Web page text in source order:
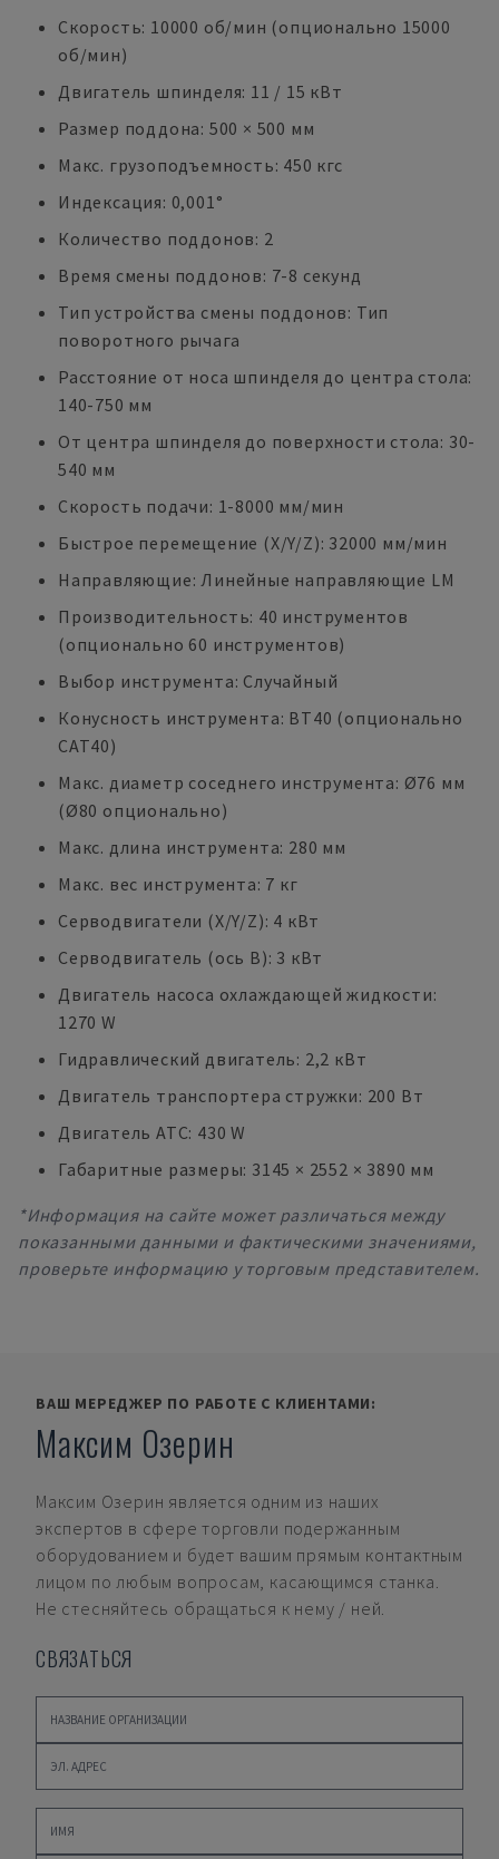
Скорость: 10000 об/мин (опционально 15000
об/мин)
Двигатель шпинделя: 11 / 15 кВт
Размер поддона: 500 × 500 мм
Макс. грузоподъемность: 450 кгс
Индексация: 0,001°
Количество поддонов: 2
Время смены поддонов: 7-8 секунд
Тип устройства смены поддонов: Тип
поворотного рычага
Расстояние от носа шпинделя до центра стола:
140-750 мм
От центра шпинделя до поверхности стола: 30-
540 мм
Скорость подачи: 1-8000 мм/мин
Быстрое перемещение (X/Y/Z): 32000 мм/мин
Направляющие: Линейные направляющие LM
Производительность: 40 инструментов
(опционально 60 инструментов)
Выбор инструмента: Случайный
Конусность инструмента: BT40 (опционально
CAT40)
Макс. диаметр соседнего инструмента: Ø76 мм
(Ø80 опционально)
Макс. длина инструмента: 280 мм
Макс. вес инструмента: 7 кг
Серводвигатели (X/Y/Z): 4 кВт
Серводвигатель (ось B): 3 кВт
Двигатель насоса охлаждающей жидкости:
1270 W
Гидравлический двигатель: 2,2 кВт
Двигатель транспортера стружки: 200 Вт
Двигатель ATC: 430 W
Габаритные размеры: 3145 × 2552 × 3890 мм
*Информация на сайте может различаться между
показанными данными и фактическими значениями,
проверьте информацию у торговым представителем.
ВАШ МЕРЕДЖЕР ПО РАБОТЕ С КЛИЕНТАМИ:
Максим Озерин
Максим Озерин является одним из наших
экспертов в сфере торговли подержанным
оборудованием и будет вашим прямым контактным
лицом по любым вопросам, касающимся станка.
Не стесняйтесь обращаться к нему / ней.
СВЯЗАТЬСЯ